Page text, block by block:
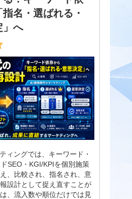
名・選ばれる・
」へ
ィングでは、キーワード・
SEO・KGI/KPIを個別施策
、比較され、指名され、意
設計として捉え直すことが
、流入数や順位だけでは見